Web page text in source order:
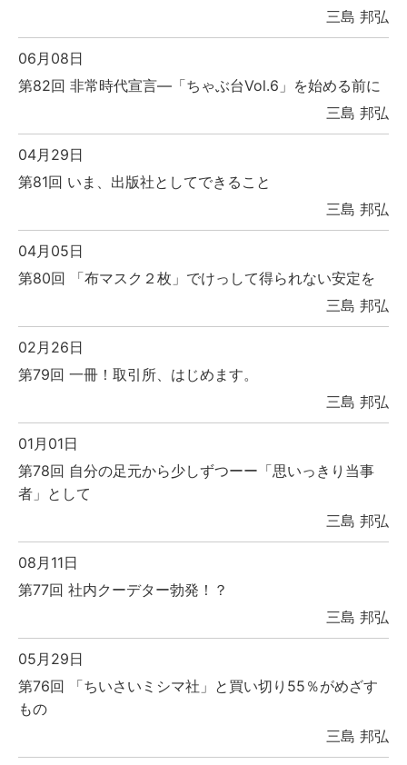
三島 邦弘
06月08日
第82回 非常時代宣言―「ちゃぶ台Vol.6」を始める前に
三島 邦弘
04月29日
第81回 いま、出版社としてできること
三島 邦弘
04月05日
第80回 「布マスク２枚」でけっして得られない安定を
三島 邦弘
02月26日
第79回 一冊！取引所、はじめます。
三島 邦弘
01月01日
第78回 自分の足元から少しずつーー「思いっきり当事
者」として
三島 邦弘
08月11日
第77回 社内クーデター勃発！？
三島 邦弘
05月29日
第76回 「ちいさいミシマ社」と買い切り55％がめざす
もの
三島 邦弘